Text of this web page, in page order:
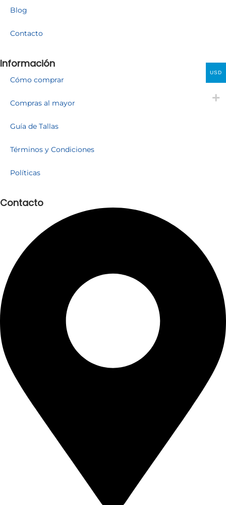
Blog
Contacto
Información
Cómo comprar
Compras al mayor
Guía de Tallas
Términos y Condiciones
Políticas
Contacto
USD